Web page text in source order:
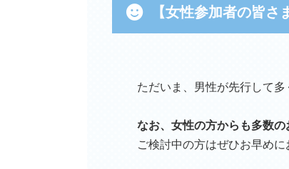
【女性参加者の皆さ
ただいま、男性が先行して多
なお、女性の方からも多数の
ご検討中の方はぜひお早めに